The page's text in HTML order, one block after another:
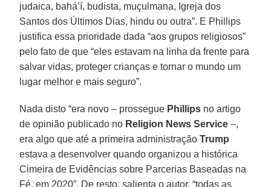
judaica, bahá’í, budista, muçulmana, Igreja dos
Santos dos Últimos Dias, hindu ou outra”. E Phillips
justifica essa prioridade dada “aos grupos religiosos”
pelo fato de que “eles estavam na linha da frente para
salvar vidas, proteger crianças e tornar o mundo um
lugar melhor e mais seguro”.
Nada disto “era novo – prossegue Phillips no artigo
de opinião publicado no Religion News Service –,
era algo que até a primeira administraçãoTrump
estava a desenvolver quando organizou a histórica
Cimeira de Evidências sobre Parcerias Baseadas na
Fé, em 2020”. De resto, salienta o autor, “todas as